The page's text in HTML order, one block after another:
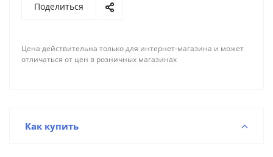
Поделиться
Цена действительна только для интернет-магазина и может
отличаться от цен в розничных магазинах
Как купить